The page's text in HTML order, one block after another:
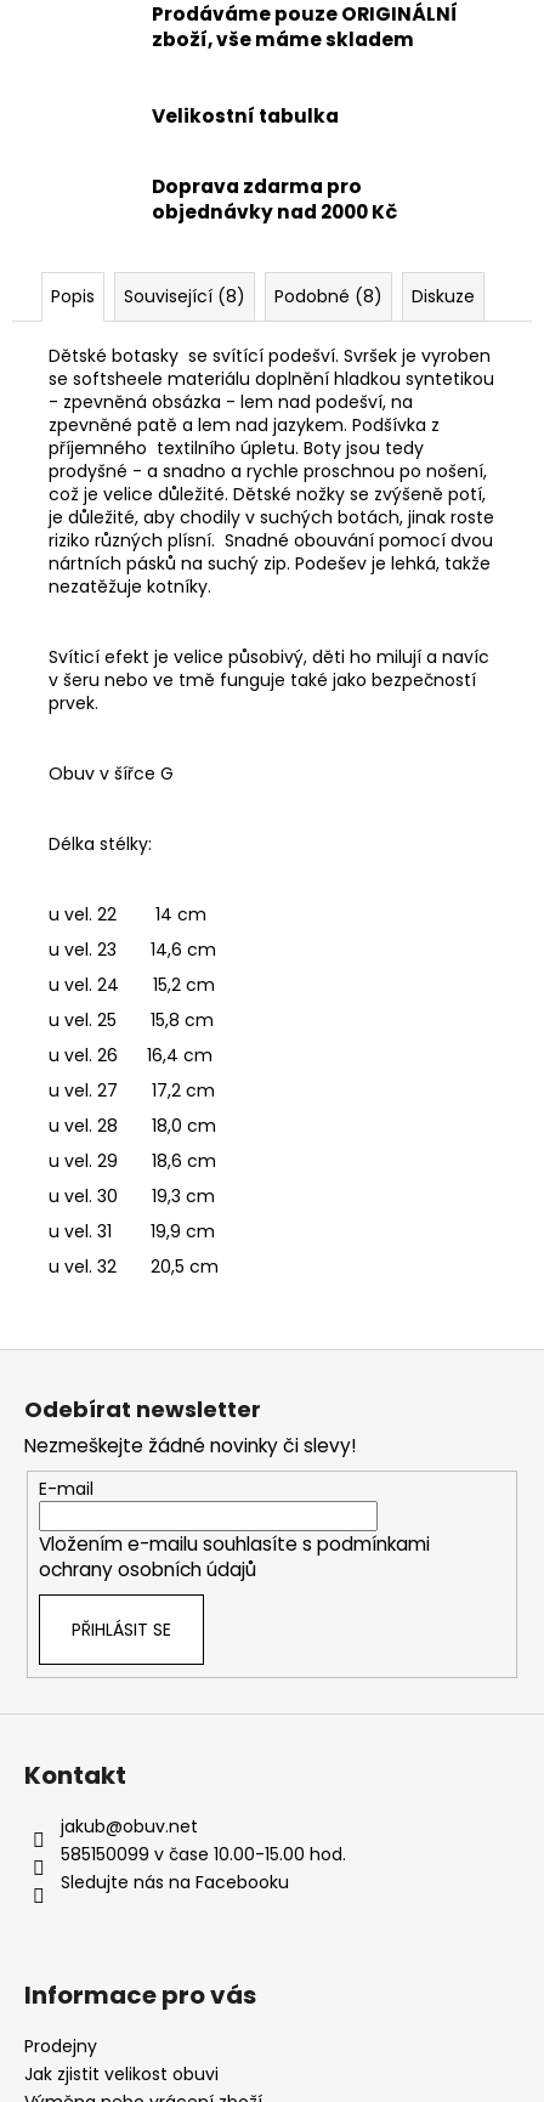
Prodáváme pouze ORIGINÁLNÍ
zboží, vše máme skladem
Velikostní tabulka
Doprava zdarma pro
objednávky nad 2000 Kč
Popis Související (8) Podobné (8) Diskuze
Dětské botasky se svítící podešví. Svršek je vyroben
se softsheele materiálu doplnění hladkou syntetikou
- zpevněná obsázka - lem nad podešví, na
zpevněné patě a lem nad jazykem. Podšívka z
příjemného textilního úpletu. Boty jsou tedy
prodyšné - a snadno a rychle proschnou po nošení,
což je velice důležité. Dětské nožky se zvýšeně potí,
je důležité, aby chodily v suchých botách, jinak roste
riziko různých plísní. Snadné obouvání pomocí dvou
nártních pásků na suchý zip. Podešev je lehká, takže
nezatěžuje kotníky.
Svíticí efekt je velice působivý, děti ho milují a navíc
v šeru nebo ve tmě funguje také jako bezpečností
prvek.
Obuv v šířce G
Délka stélky:
u vel. 22 14 cm
u vel. 23 14,6 cm
u vel. 24 15,2 cm
u vel. 25 15,8 cm
u vel. 26 16,4 cm
u vel. 27 17,2 cm
u vel. 28 18,0 cm
u vel. 29 18,6 cm
u vel. 30 19,3 cm
u vel. 31 19,9 cm
u vel. 32 20,5 cm
Z
Odebírat newsletter
Nezmeškejte žádné novinky či slevy!
E-mail
Vložením e-mailu souhlasíte s podmínkami
ochrany osobních údajů
PŘIHLÁSIT SE
Kontakt
jakub@obuv.net
585150099 v čase 10.00-15.00 hod.
Sledujte nás na Facebooku
Informace pro vás
Prodejny
Jak zjistit velikost obuvi